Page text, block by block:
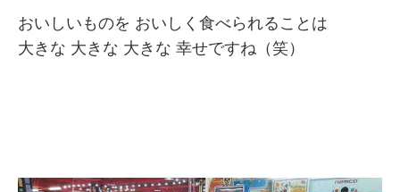
おいしいものを おいしく食べられることは
大きな 大きな 大きな 幸せですね（笑）